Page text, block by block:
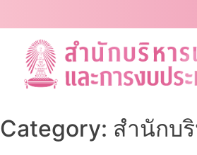
to
content
Category: สำนักบ